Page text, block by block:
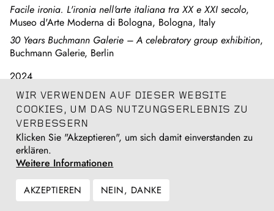
Facile ironia. L'ironia nell'arte italiana tra XX e XXI secolo,
Museo d'Arte Moderna di Bologna, Bologna, Italy
30 Years Buchmann Galerie – A celebratory group exhibition,
Buchmann Galerie, Berlin
2024
Post Scriptum. Un museo dimenticato a memoria, MACRO,
Rome
2023
In ceramica
Sulla scultura: dal materiale all’immateriale. Arte fra XX e
XXI secolo, Asilo Ciani, Lugano
2022
WIR VERWENDEN AUF DIESER WEBSITE
COOKIES, UM DAS NUTZUNGSERLEBNIS ZU
VERBESSERN
Klicken Sie "Akzeptieren", um sich damit einverstanden zu
erklären.
Weitere Informationen
AKZEPTIEREN NEIN, DANKE